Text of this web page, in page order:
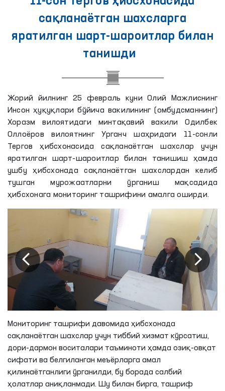
сақланаётган шахсларга
яратилган шарт-шароитлар билан
танишди
Жорий йилнинг 25 февраль куни Олий Мажлиснинг
Инсон ҳуқуқлари бўйича вакилининг (омбудсманнинг)
Хоразм вилоятидаги минтақавий вакили Одилбек
Оллоёров вилоятнинг Урганч шаҳридаги 11-сонли
Тергов ҳибсхонасида сақланаётган шахслар учун
яратилган шарт-шароитлар билан танишиш ҳамда
ушбу ҳибсхонада сақланаётган шахслардан келиб
тушган мурожаатларни ўрганиш мақсадида
ҳибсхонага мониторинг ташрифини амалга оширди.
Мониторинг ташрифи давомида ҳибсхонада
сақланаётган шахслар учун тиббий хизмат кўрсатиш,
дори-дармон воситалари таъминоти ҳамда озиқ-овқат
сифати ва белгиланган меъёрларга амал
қилинаётганлиги ўрганилди, бу борада салбий
ҳолатлар аниқланмади. Шу билан бирга, ташриф